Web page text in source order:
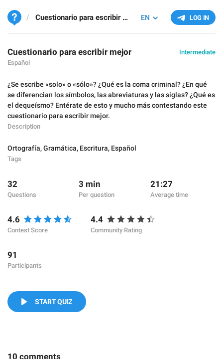
LOG IN
EN
Cuestionario para escribir mejor
Cuestionario para escribir mejor
Español
Intermediate
¿Se escribe «solo» o «sólo»? ¿Qué es la coma criminal? ¿En qué
se diferencian los símbolos, las abreviaturas y las siglas? ¿Qué es
el dequeísmo? Entérate de esto y mucho más contestando este
cuestionario para escribir mejor.
Description
Ortografía,Gramática, Escritura, Español
Tags
32
Questions
3 min
Per question
21:27
Average time
4.6
Contest Score
4.4
Community Rating
91
Participants
START QUIZ
10 comments